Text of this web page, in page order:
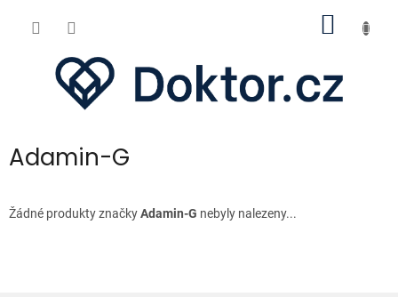
Adamin-G
Žádné produkty značkyAdamin-G nebyly nalezeny...